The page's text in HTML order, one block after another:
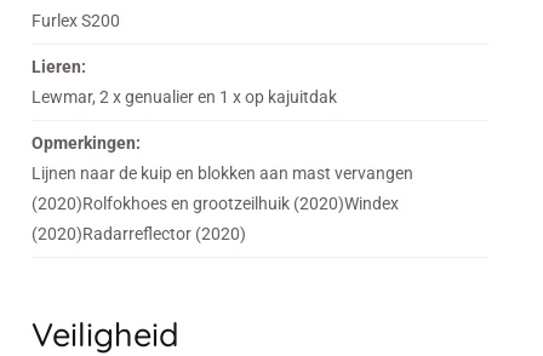
Furlex S200
Lieren:
Lewmar, 2 x genualier en 1 x op kajuitdak
Opmerkingen:
Lijnen naar de kuip en blokken aan mast vervangen
(2020)Rolfokhoes en grootzeilhuik (2020)Windex
(2020)Radarreflector (2020)
Veiligheid